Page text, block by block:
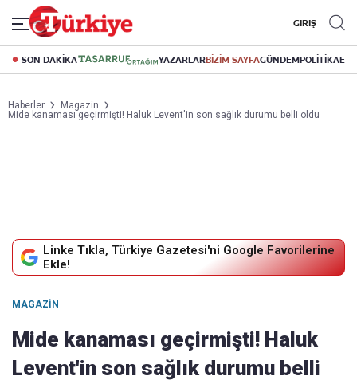
GİRİŞ
SON DAKİKA YAZARLARBİZİM SAYFAGÜNDEMPOLİTİKA
Haberler
Magazin
Mide kanaması geçirmişti! Haluk Levent'in son sağlık durumu belli oldu
Linke Tıkla, Türkiye Gazetesi'ni Google Favorilerine
Ekle!
MAGAZIN
Mide kanaması geçirmişti! Haluk
Levent'in son sağlık durumu belli